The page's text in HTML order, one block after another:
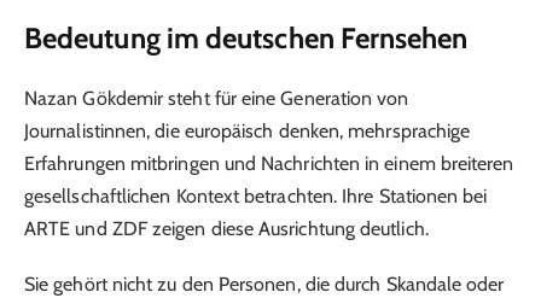
Bedeutung im deutschen Fernsehen
Nazan Gökdemir steht für eine Generation von
Journalistinnen, die europäisch denken, mehrsprachige
Erfahrungen mitbringen und Nachrichten in einem breiteren
gesellschaftlichen Kontext betrachten. Ihre Stationen bei
ARTE und ZDF zeigen diese Ausrichtung deutlich.
Sie gehört nicht zu den Personen, die durch Skandale oder